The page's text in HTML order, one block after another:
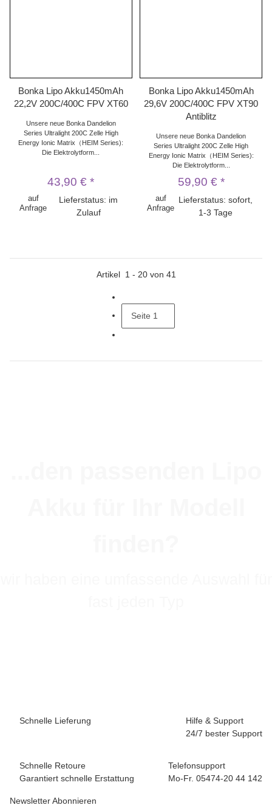
Bonka Lipo Akku1450mAh
22,2V 200C/400C FPV XT60
Unsere neue Bonka Dandelion
Series Ultralight 200C Zelle High
Energy Ionic Matrix（HEIM Series):
Die Elektrolytform...
43,90 €*
auf
Anfrage
Lieferstatus: im
Zulauf
Bonka Lipo Akku1450mAh
29,6V 200C/400C FPV XT90
Antiblitz
Unsere neue Bonka Dandelion
Series Ultralight 200C Zelle High
Energy Ionic Matrix（HEIM Series):
Die Elektrolytform...
59,90 € *
auf
Anfrage
Lieferstatus: sofort,
1-3 Tage
Artikel 1 - 20von 41
Seite 1
Schnelle Lieferung
Hilfe & Support
24/7 bester Support
Schnelle Retoure
Garantiert schnelle Erstattung
Telefonsupport
Mo-Fr. 05474-20 44 142
Newsletter Abonnieren